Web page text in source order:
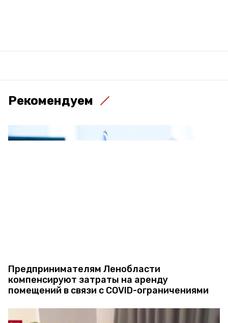
Рекомендуем
Предпринимателям Ленобласти
компенсируют затраты на аренду
помещений в связи с COVID-ограничениями